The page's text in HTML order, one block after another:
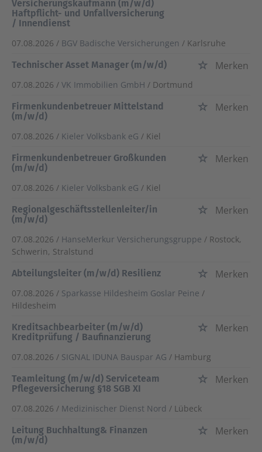
Versicherungskaufmann (m/w/d)
Haftpflicht- und Unfallversicherung
/ Innendienst
07.08.2026 / BGV Badische Versicherungen / Karlsruhe
Technischer Asset Manager (m/w/d)
Merken
07.08.2026 / VK Immobilien GmbH / Dortmund
Firmenkundenbetreuer Mittelstand
(m/w/d)
Merken
07.08.2026 / Kieler Volksbank eG / Kiel
Firmenkundenbetreuer Großkunden
(m/w/d)
Merken
07.08.2026 / Kieler Volksbank eG / Kiel
Regionalgeschäftsstellenleiter/in
(m/w/d)
Merken
07.08.2026 / HanseMerkur Versicherungsgruppe / Rostock,
Schwerin, Stralstund
Abteilungsleiter (m/w/d) Resilienz
Merken
07.08.2026 / Sparkasse Hildesheim Goslar Peine /
Hildesheim
Kreditsachbearbeiter (m/w/d)
Kreditprüfung / Baufinanzierung
Merken
07.08.2026 / SIGNAL IDUNA Bauspar AG / Hamburg
Teamleitung (m/w/d) Serviceteam
Pflegeversicherung §18 SGB XI
Merken
07.08.2026 / Medizinischer Dienst Nord / Lübeck
Leitung Buchhaltung& Finanzen
(m/w/d)
Merken